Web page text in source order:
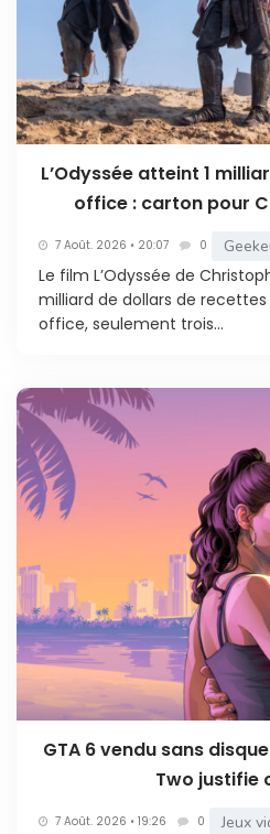
L’Odyssée atteint 1
office : carton pour
7 Août. 2026 • 20:07 0
Le film L’Odyssée de
milliard de dollars de
office, seulement trois...
GTA 6 vendu sans
Two justifie
7 Août. 2026 • 19:26 0 Jeux